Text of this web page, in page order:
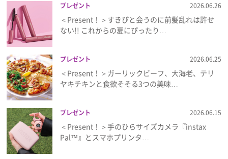
プレゼント 2026.06.26
＜Present！＞すきぴと会うのに前髪乱れは許せ
ない!! これからの夏にぴったり…
プレゼント 2026.06.25
＜Present！＞ガーリックビーフ、大海老、テリ
ヤキチキンと食欲そそる3つの美味…
プレゼント 2026.06.15
＜Present！＞手のひらサイズカメラ『instax
Pal™』とスマホプリンタ…